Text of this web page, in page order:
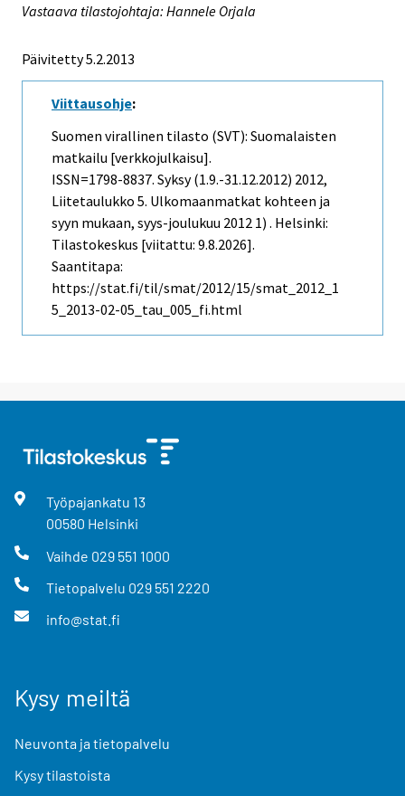
Vastaava tilastojohtaja: Hannele Orjala
Päivitetty 5.2.2013
Viittausohje:
Suomen virallinen tilasto (SVT): Suomalaisten
matkailu [verkkojulkaisu].
ISSN=1798-8837. Syksy (1.9.-31.12.2012) 2012,
Liitetaulukko 5. Ulkomaanmatkat kohteen ja
syyn mukaan, syys-joulukuu 2012 1) . Helsinki:
Tilastokeskus [viitattu: 9.8.2026].
Saantitapa:
https://stat.fi/til/smat/2012/15/smat_2012_1
5_2013-02-05_tau_005_fi.html
Työpajankatu 13
00580 Helsinki
Vaihde 029 551 1000
Tietopalvelu 029 551 2220
info@stat.fi
Kysy meiltä
Neuvonta ja tietopalvelu
Kysy tilastoista